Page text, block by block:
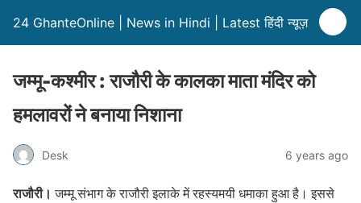
24 GhanteOnline | News in Hindi | Latest हिंदी न्यूज़
जम्मू-कश्मीर : राजौरी के कालका माता मंदिर को
हमलावरों ने बनाया निशाना
Desk 6 years ago
राजौरी। जम्मू संभाग के राजौरी इलाके में रहस्यमयी धमाका हुआ है। इससे